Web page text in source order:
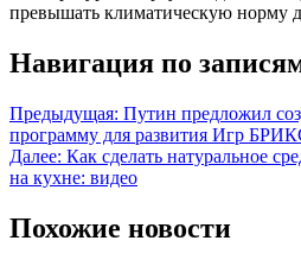
превышать климатическую норму
Навигация по
Предыдущая: Путин предложил
программу для развития Игр
Далее: Как сделать натуральное
на кухне: видео
Похожие новости